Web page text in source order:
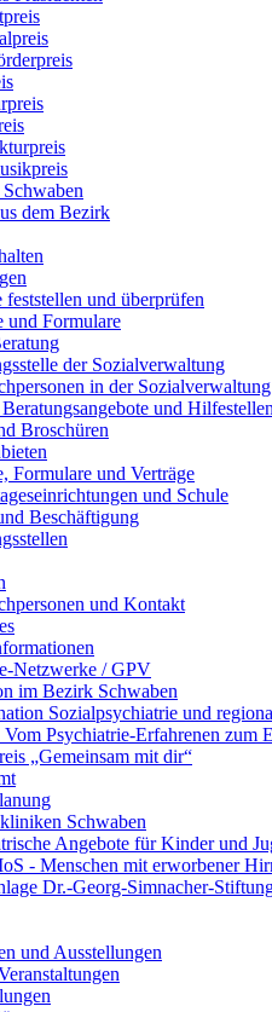
dem Bezirk
feststellen und überprüfen
und Formulare
der Sozialverwaltung
in der Sozialverwaltung
und Hilfestellen
Broschüren
Formulare und Verträge
und Schule
Beschäftigung
und Kontakt
Netzwerke / GPV
im Bezirk Schwaben
Sozialpsychiatrie und
Psychiatrie-Erfahrenen zum
„Gemeinsam mit dir“
Schwaben
Angebote für Kinder und
- Menschen mit erworbener
Dr.-Georg-Simnacher-
und Ausstellungen